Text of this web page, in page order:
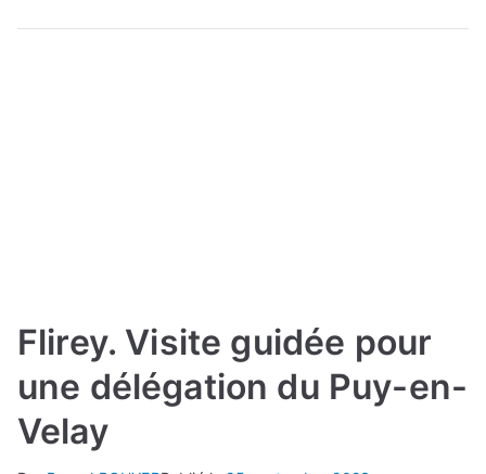
Flirey. Visite guidée pour
une délégation du Puy-en-
Velay